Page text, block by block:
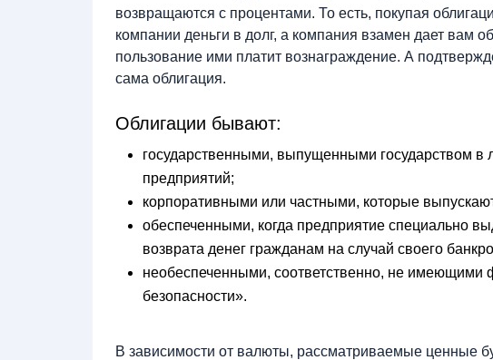
возвращаются с процентами. То есть, покупая
компании деньги в долг, а компания взамен дает вам
пользование ими платит вознаграждение. А
сама облигация.
Облигации бывают:
государственными, выпущенными государством в
предприятий;
корпоративными или частными, которые
обеспеченными, когда предприятие специально
возврата денег гражданам на случай своего
необеспеченными, соответственно, не имеющими
безопасности».
В зависимости от валюты, рассматриваемые ценные